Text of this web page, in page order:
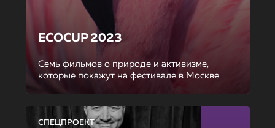
ECOCUP 2023
Семь фильмов о природе и активизме,
которые покажут на фестивале в Москве
СПЕЦПРОЕКТ